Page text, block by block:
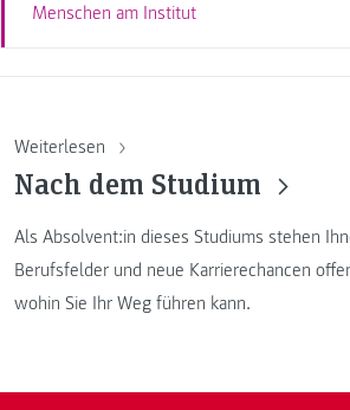
Menschen am Institut
Weiterlesen
Nach dem Studium
Als Absolvent:in dieses Studiums stehen
Berufsfelder und neue Karrierechancen
wohin Sie Ihr Weg führen kann.